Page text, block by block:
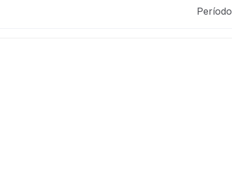
Período